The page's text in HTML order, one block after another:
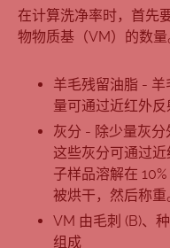
在计算洗净率时，首先
物物质基（VM）的数
羊毛残留油脂 -
量可通过近红外反
灰分 - 除少量灰分
这些灰分可通过
子样品溶解在
被烘干，然后称重
VM 由毛刺 (B)、
组成